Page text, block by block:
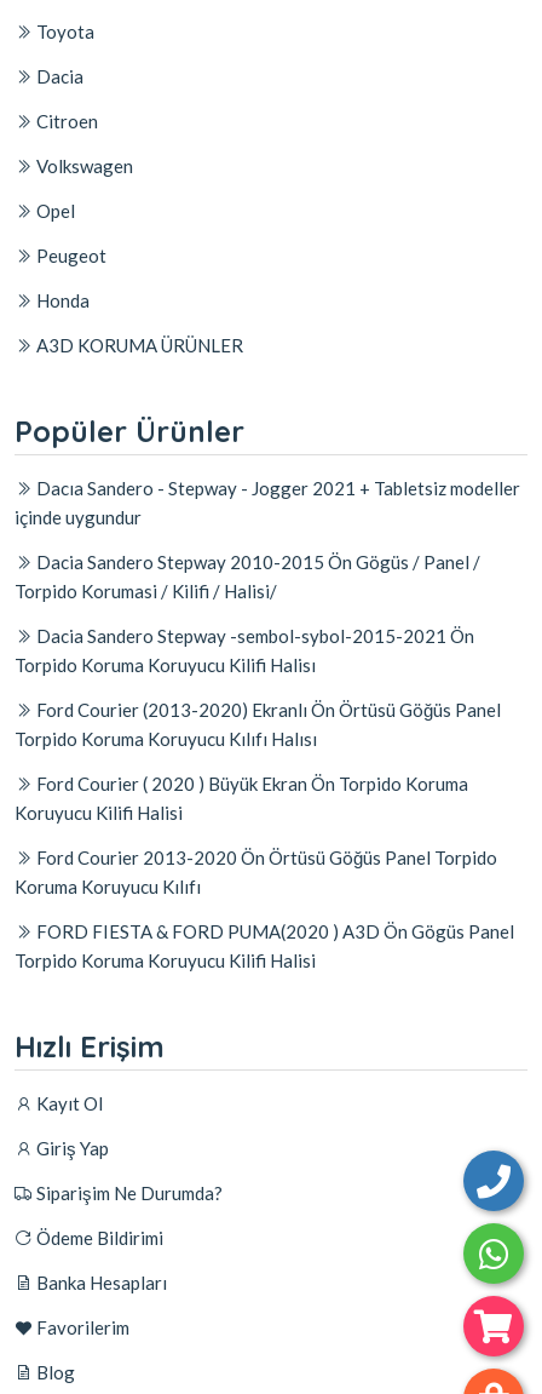
Toyota
Dacia
Citroen
Volkswagen
Opel
Peugeot
Honda
A3D KORUMA ÜRÜNLER
Popüler Ürünler
Dacıa Sandero - Stepway - Jogger 2021 + Tabletsiz modeller
içinde uygundur
Dacia Sandero Stepway 2010-2015 Ön Gögüs / Panel /
Torpido Korumasi / Kilifi / Halisi/
Dacia Sandero Stepway -sembol-sybol-2015-2021 Ön
Torpido Koruma Koruyucu Kilifi Halisı
Ford Courier (2013-2020) Ekranlı Ön Örtüsü Göğüs Panel
Torpido Koruma Koruyucu Kılıfı Halısı
Ford Courier ( 2020 ) Büyük Ekran Ön Torpido Koruma
Koruyucu Kilifi Halisi
Ford Courier 2013-2020 Ön Örtüsü Göğüs Panel Torpido
Koruma Koruyucu Kılıfı
FORD FIESTA & FORD PUMA(2020 ) A3D Ön Gögüs Panel
Torpido Koruma Koruyucu Kilifi Halisi
Hızlı Erişim
Kayıt Ol
Giriş Yap
Siparişim Ne Durumda?
Ödeme Bildirimi
Banka Hesapları
Favorilerim
Blog